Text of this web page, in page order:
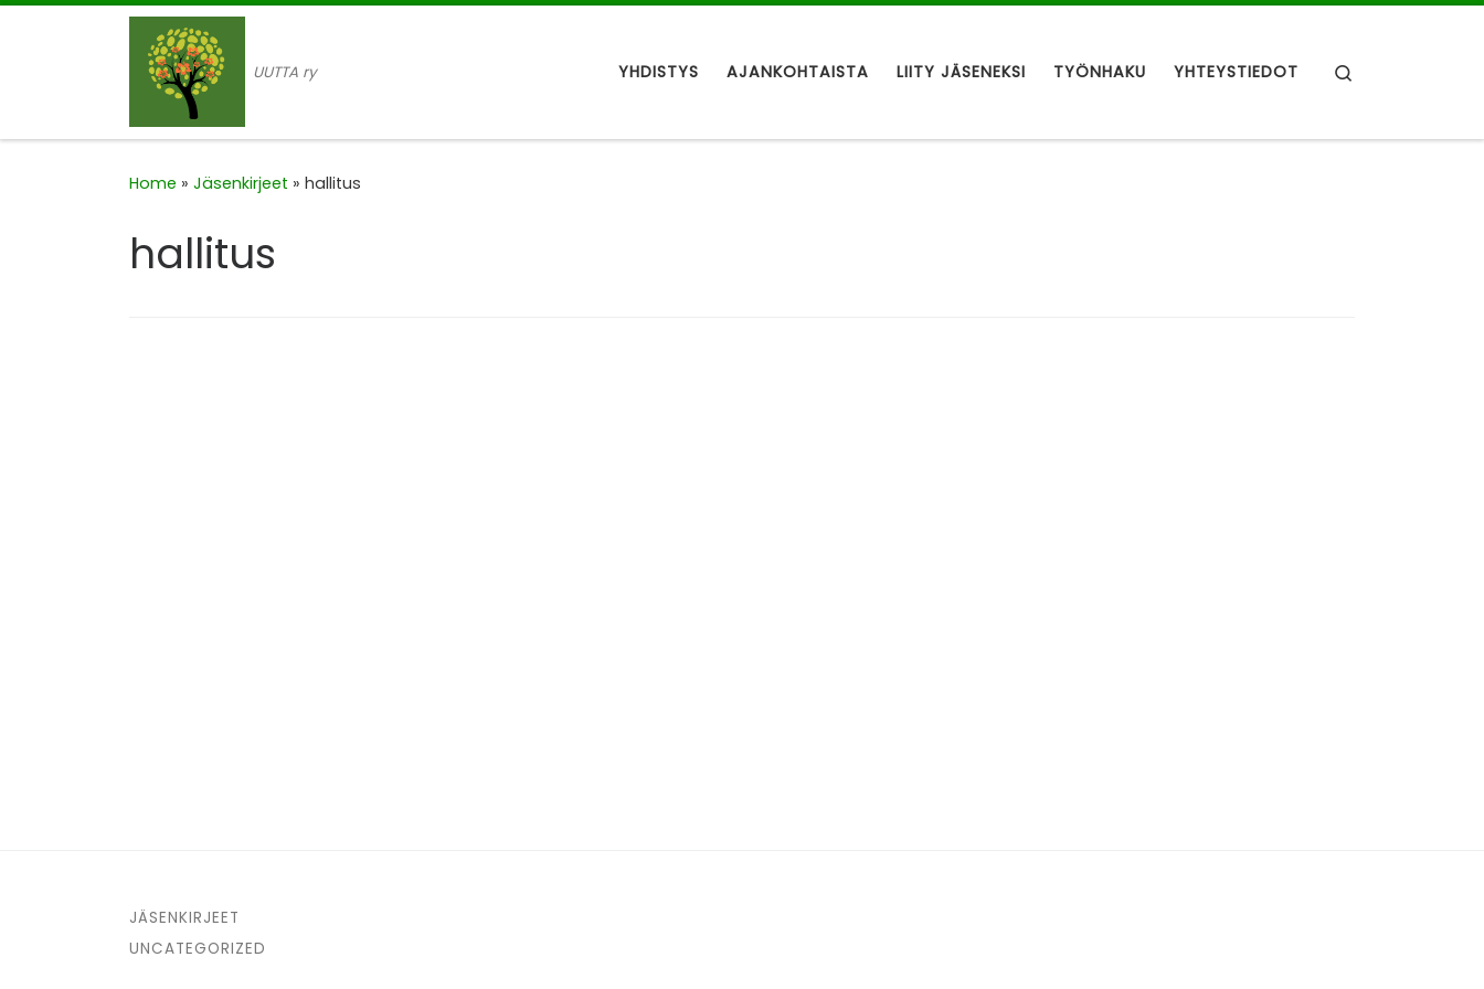
UUTTA ry YHDISTYS AJANKOHTAISTA LIITY JÄSENEKSI TYÖNHAKU YHTEYSTIEDOT
Home » Jäsenkirjeet » hallitus
hallitus
JÄSENKIRJEET
UNCATEGORIZED